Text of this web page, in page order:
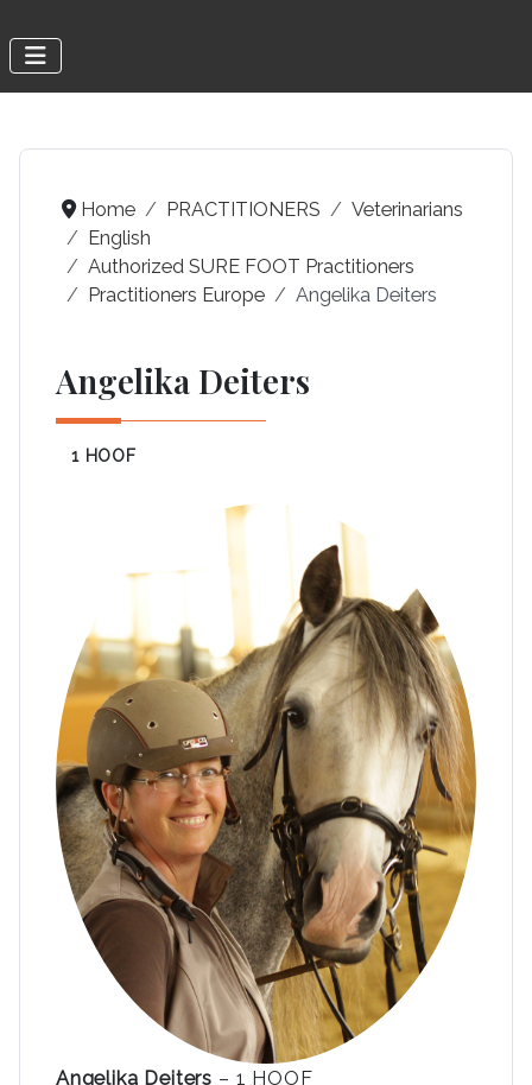
Home PRACTITIONERS
Veterinarians
English
Authorized SURE FOOT Practitioners
Practitioners Europe
Angelika Deiters
Angelika Deiters
1 HOOF
Angelika Deiters – 1 HOOF